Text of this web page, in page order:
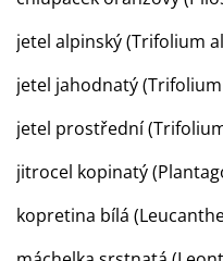
jetel alpinský (Trifolium
jetel jahodnatý
jetel prostřední
jitrocel kopinatý
kopretina bílá